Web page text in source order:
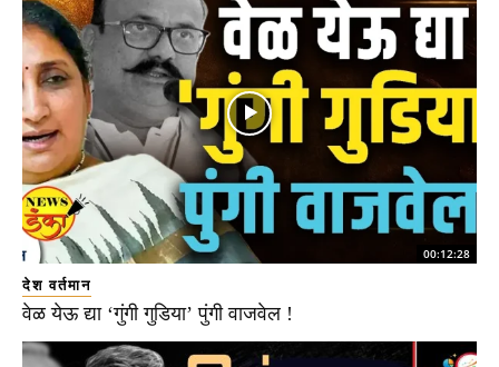
00:12:28
देश वर्तमान
वेळ येऊ द्या ‘गुंगी गुडिया’ पुंगी वाजवेल !